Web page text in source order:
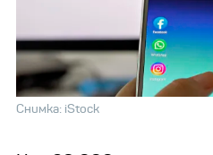
Снимка: iStock